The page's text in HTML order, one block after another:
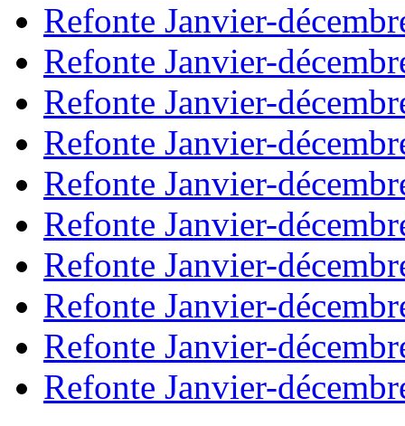
Refonte Janvier-
Refonte Janvier-
Refonte Janvier-
Refonte Janvier-
Refonte Janvier-
Refonte Janvier-
Refonte Janvier-
Refonte Janvier-
Refonte Janvier-
Refonte Janvier-